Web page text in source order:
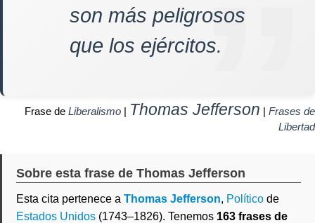
son más peligrosos
que los ejércitos.
Frase de Liberalismo | Thomas Jefferson | Frases de
Libertad
Sobre esta frase de Thomas Jefferson
Esta cita pertenece a Thomas Jefferson, Político de
Estados Unidos (1743–1826). Tenemos 163 frases de